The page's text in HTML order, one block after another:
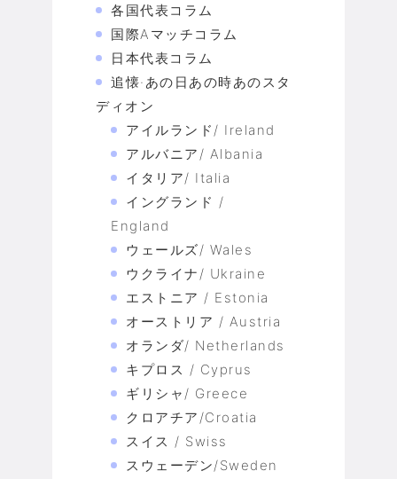
各国代表コラム
国際Aマッチコラム
日本代表コラム
追懐·あの日あの時あのスタ
ディオン
アイルランド/ Ireland
アルバニア/ Albania
イタリア/ Italia
イングランド /
England
ウェールズ/ Wales
ウクライナ/ Ukraine
エストニア / Estonia
オーストリア / Austria
オランダ/ Netherlands
キプロス / Cyprus
ギリシャ/ Greece
クロアチア/Croatia
スイス / Swiss
スウェーデン/Sweden